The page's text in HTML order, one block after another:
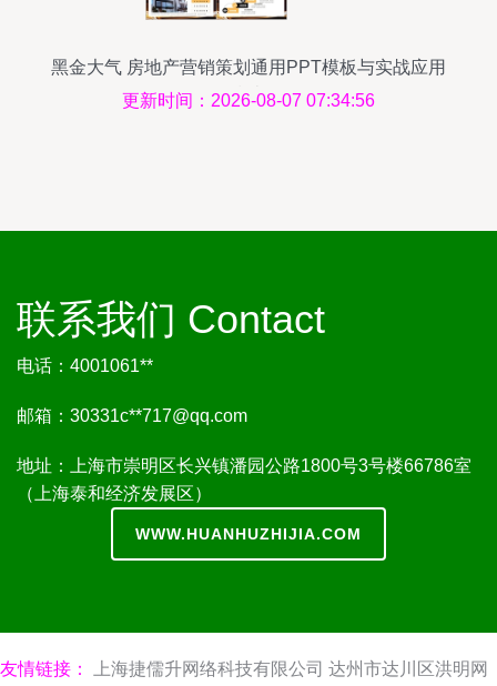
黑金大气 房地产营销策划通用PPT模板与实战应用
指南
更新时间：2026-08-07 07:34:56
联系我们 Contact
电话：4001061**
邮箱：30331c**717@qq.com
地址：上海市崇明区长兴镇潘园公路1800号3号楼66786室
（上海泰和经济发展区）
WWW.HUANHUZHIJIA.COM
友情链接： 上海捷儒升网络科技有限公司 达州市达川区洪明网